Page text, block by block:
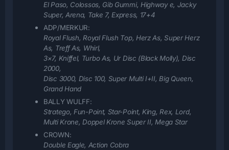
El Paso, Colossos, Gib Gummi, Highway e, Jacky
Super, Arena, Take 7, Express, 17+4
ADP/MERKUR:
Royal Flush, Royal Flush Top, Herz As, Super Herz
As, Treff As, Whirl,
3×7, Kniffel, Turbo As, Ur Disc (Black Molly), Disc
2000,
Disc 3000, Disc 100, Super Multi I+II, Big Queen,
Grand Hand
BALLY WULFF:
Stratego, Fun-Point, Star-Point, King, Rex, Lord,
Multi Krone, Doppel Krone Super II, Mega Star
CROWN:
Double Eagle, Action Cobra